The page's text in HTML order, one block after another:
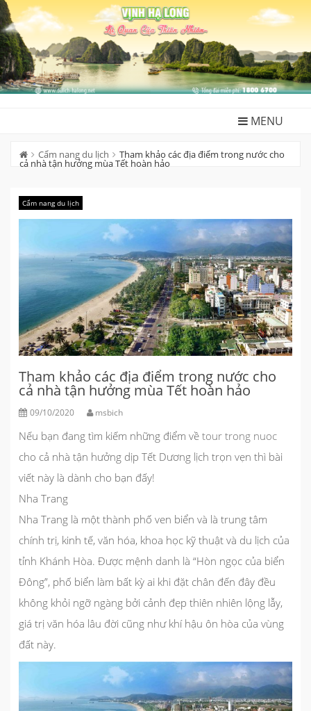
Skip
to
content
MENU
Cẩm nang du lịch Tham khảo các địa điểm trong nước cho
cả nhà tận hưởng mùa Tết hoàn hảo
Cẩm nang du lịch
Tham khảo các địa điểm trong nước cho
cả nhà tận hưởng mùa Tết hoàn hảo
09/10/2020 msbich
Nếu bạn đang tìm kiếm những điểm về tour trong nuoc
cho cả nhà tận hưởng dịp Tết Dương lịch trọn vẹn thì bài
viết này là dành cho bạn đấy!
Nha Trang
Nha Trang là một thành phố ven biển và là trung tâm
chính trị, kinh tế, văn hóa, khoa học kỹ thuật và du lịch của
tỉnh Khánh Hòa. Được mệnh danh là “Hòn ngọc của biển
Đông”, phố biển làm bất kỳ ai khi đặt chân đến đây đều
không khỏi ngỡ ngàng bởi cảnh đẹp thiên nhiên lộng lẫy,
giá trị văn hóa lâu đời cũng như khí hậu ôn hòa của vùng
đất này.